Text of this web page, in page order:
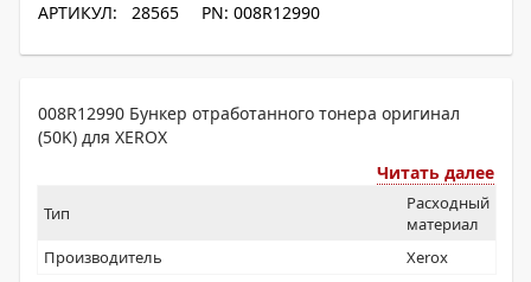
АРТИКУЛ: 28565 PN: 008R12990
008R12990 Бункер отработанного тонера оригинал
(50K) для XEROX
Читать далее
Тип
Расходный
материал
Производитель
Xerox